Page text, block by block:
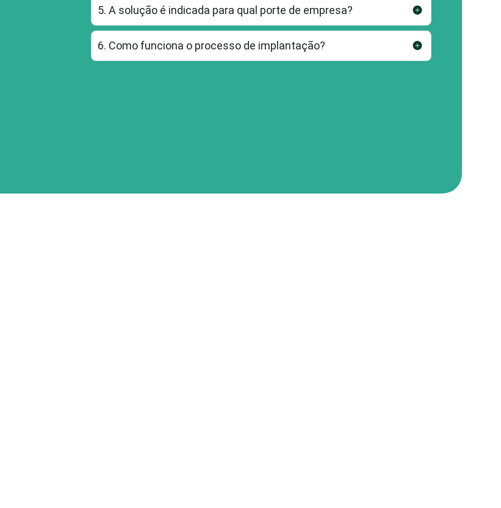
5. A solução é indicada para qual porte de empresa?
6. Como funciona o processo de implantação?